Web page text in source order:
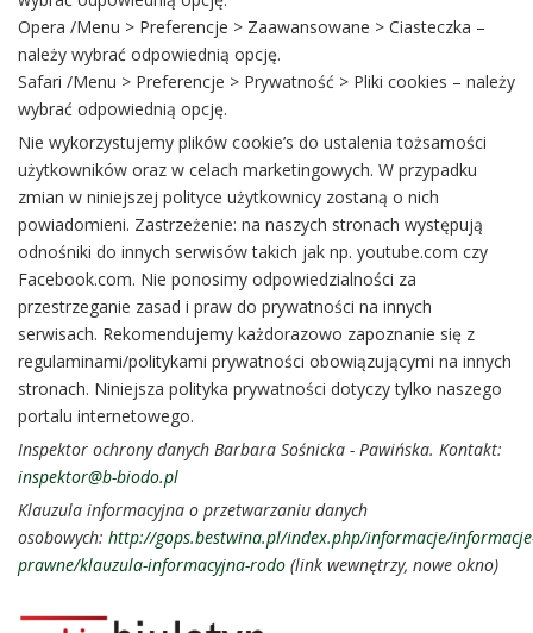
Opera /Menu > Preferencje > Zaawansowane > Ciasteczka –
należy wybrać odpowiednią opcję.
Safari /Menu > Preferencje > Prywatność > Pliki cookies – należy
wybrać odpowiednią opcję.
Nie wykorzystujemy plików cookie’s do ustalenia tożsamości
użytkowników oraz w celach marketingowych. W przypadku
zmian w niniejszej polityce użytkownicy zostaną o nich
powiadomieni. Zastrzeżenie: na naszych stronach występują
odnośniki do innych serwisów takich jak np. youtube.com czy
Facebook.com. Nie ponosimy odpowiedzialności za
przestrzeganie zasad i praw do prywatności na innych
serwisach. Rekomendujemy każdorazowo zapoznanie się z
regulaminami/politykami prywatności obowiązującymi na innych
stronach. Niniejsza polityka prywatności dotyczy tylko naszego
portalu internetowego.
Inspektor ochrony danych Barbara Sośnicka - Pawińska. Kontakt:
inspektor@b-biodo.pl
Klauzula informacyjna o przetwarzaniu danych
osobowych: http://gops.bestwina.pl/index.php/informacje/
prawne/klauzula-informacyjna-rodo (link wewnętrzy, nowe okno)